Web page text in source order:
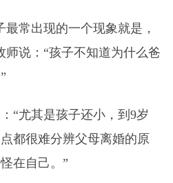
常出现的一个现象就是，
师说：“孩子不知道为什么爸
“尤其是孩子还小，到9岁
都很难分辨父母离婚的原
在自己。”